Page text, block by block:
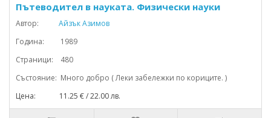
Пътеводител в науката. Физически науки
Автор:
Айзък Азимов
Година: 1989
Страници: 480
Състояние: Много добро ( Леки забележки по кориците. )
Цена: 11.25 € / 22.00 лв.